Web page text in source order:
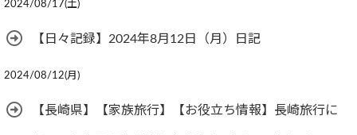
2024/08/17(土)
【日々記録】2024年8月12日（月）日記
2024/08/12(月)
【長崎県】【家族旅行】【お役立ち情報】長崎旅行に